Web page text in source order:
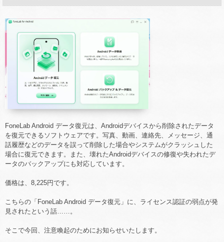
FoneLab Android データ復元は、Androidデバイスから削除されたデータ
を復元できるソフトウェアです。写真、動画、連絡先、メッセージ、通
話履歴などのデータを誤って削除した場合やシステムがクラッシュした
場合に復元できます。また、壊れたAndroidデバイスの修復や失われたデ
ータのバックアップにも対応しています。
価格は、8,225円です。
こちらの「FoneLab Android データ復元」に、ライセンス認証の弱点が発
見されたという話……。
そこで今回、注意喚起のためにお知らせいたします。